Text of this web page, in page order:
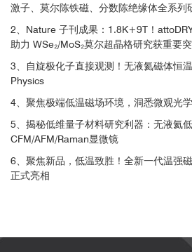
激子、莫尔陈铁磁、分数陈绝缘体全系列
2、Nature 子刊成果：1.8K+9T！
助力 WSe₂/MoS₂莫尔超晶格研究获重要
3、自旋极化子直接观测！无液氦磁体恒
Physics
4、聚焦极端低温磁场环境，洞悉微观光
5、揭秘低维量子材料研究利器：无液氦
CFM/AFM/Raman显微镜
6、聚焦新品，低温致胜！全新一代温强
正式亮相